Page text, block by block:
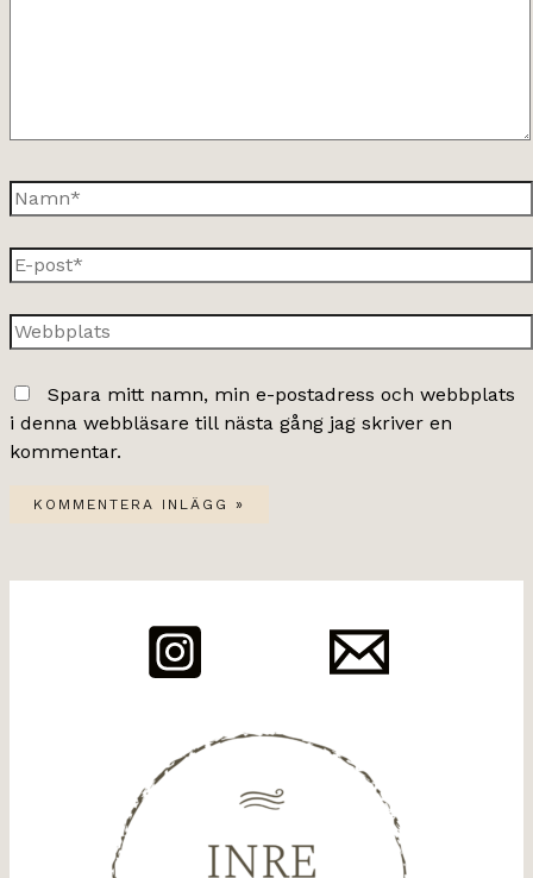
Namn*
E-
post*
Webbplats
Spara mitt namn, min e-postadress och webbplats
i denna webbläsare till nästa gång jag skriver en
kommentar.